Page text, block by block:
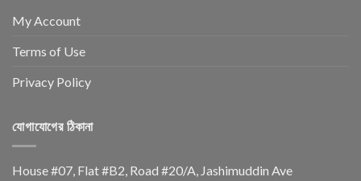
My Account
Terms of Use
Privacy Policy
যোগাযোগের ঠিকানা
House #07, Flat #B2, Road #20/A, Jashimuddin Ave